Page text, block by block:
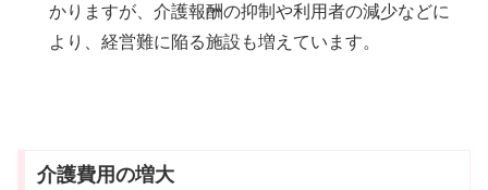
かりますが、介護報酬の抑制や利用者の減少などに
より、経営難に陥る施設も増えています。
介護費用の増大